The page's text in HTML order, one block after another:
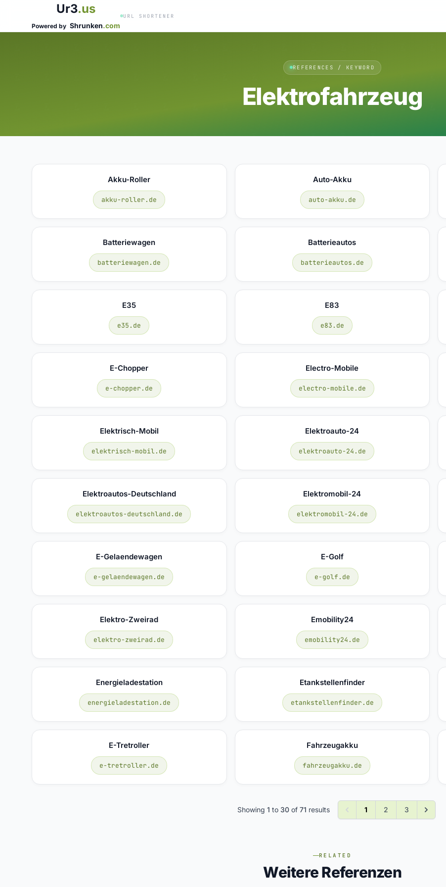
Ur3.us
Powered by Shrunken.com
URL SHORTENER
REFERENCES / KEYWORD
Elektrofahrzeug
Akku-Roller
akku-roller.de
Auto-Akku
auto-akku.de
Batteriewagen
batteriewagen.de
Batterieautos
batterieautos.de
E35
e35.de
E83
e83.de
E-Chopper
e-chopper.de
Electro-Mobile
electro-mobile.de
Elektrisch-Mobil
elektrisch-mobil.de
Elektroauto-24
elektroauto-24.de
Elektroautos-Deutschland
elektroautos-deutschland.de
Elektromobil-24
elektromobil-24.de
E-Gelaendewagen
e-gelaendewagen.de
E-Golf
e-golf.de
Elektro-Zweirad
elektro-zweirad.de
Emobility24
emobility24.de
Energieladestation
energieladestation.de
Etankstellenfinder
etankstellenfinder.de
E-Tretroller
e-tretroller.de
Fahrzeugakku
fahrzeugakku.de
Showing 1 to 30of 71 results 1 2 3
RELATED
Weitere Referenzen